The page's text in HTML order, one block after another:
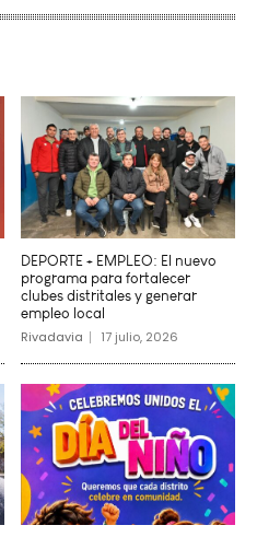
DEPORTE + EMPLEO: El nuevo
programa para fortalecer
clubes distritales y generar
empleo local
Rivadavia 17 julio, 2026